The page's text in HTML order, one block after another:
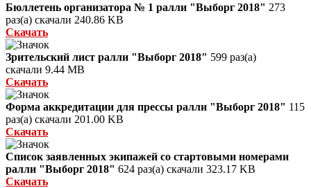
Бюллетень организатора № 1 ралли "Выборг 2018" 273
раз(а) скачали 240.86 KB
Скачать
Зрительский лист ралли "Выборг 2018" 599 раз(а)
скачали 9.44 MB
Скачать
Форма аккредитации для прессы ралли "Выборг 2018" 115
раз(а) скачали 201.00 KB
Скачать
Список заявленных экипажей со стартовыми номерами
ралли "Выборг 2018" 624 раз(а) скачали 323.17 KB
Скачать